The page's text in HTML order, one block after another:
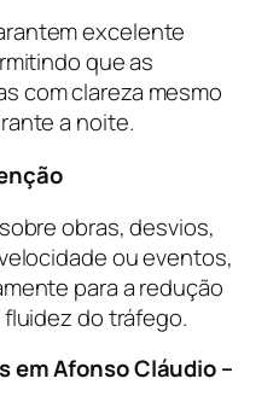
excelente
que as
com clareza mesmo
a noite.
obras, desvios,
ou eventos,
para a redução
do tráfego.
em Afonso Cláudio –